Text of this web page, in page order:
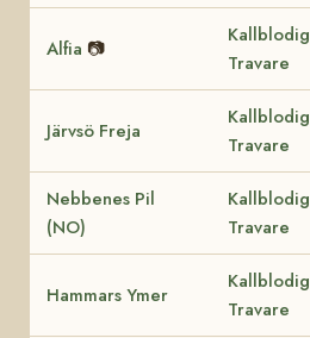
Alfia 📷
Kallblodig
Travare
Järvsö Freja
Kallblodig
Travare
Nebbenes Pil
(NO)
Kallblodig
Travare
Hammars Ymer
Kallblodig
Travare